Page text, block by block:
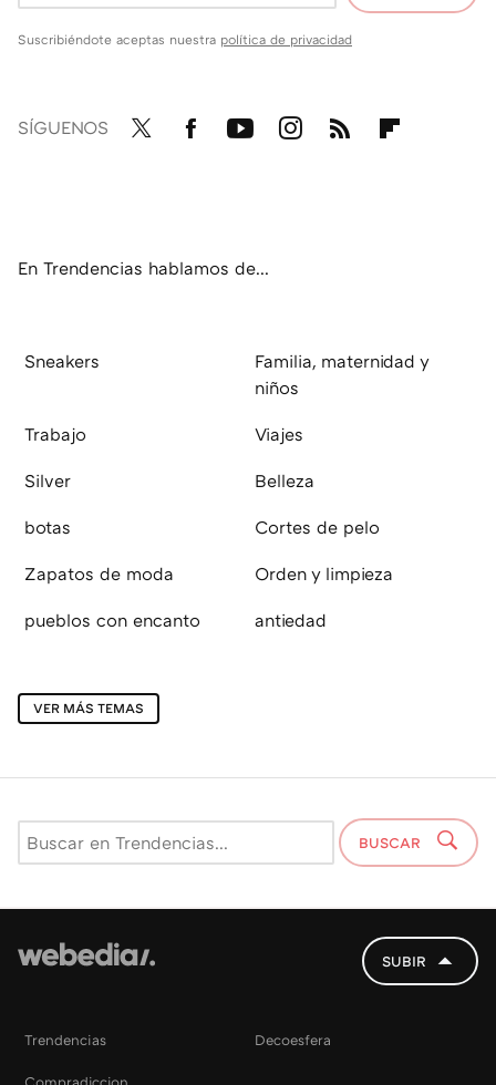
Suscribiéndote aceptas nuestra política de privacidad
SÍGUENOS
En Trendencias hablamos de...
Sneakers
Familia, maternidad y
niños
Trabajo Viajes
Silver Belleza
botas Cortes de pelo
Zapatos de moda Orden y limpieza
pueblos con encanto antiedad
VER MÁS TEMAS
BUSCAR
SUBIR
Trendencias Decoesfera